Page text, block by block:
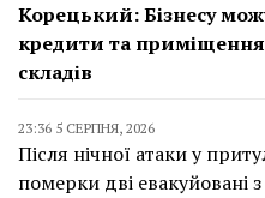
Корецький: Бізнесу
кредити та
складів
23:36 5 СЕРПНЯ, 2026
Після нічної атаки у
померки дві евакуйовані